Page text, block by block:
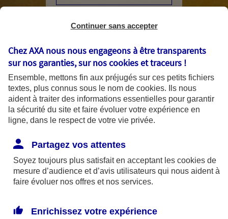
Vous souhaitez résilier
votre contrat souscrit
auprès d'AXA
Même si ce n’est jamais agréable de vous
voir partir, nous mettrons tout en œuvre pour
que votre résiliation se passe dans les
régulièrement informé de son déroulement.
Continuer sans accepter
Chez AXA nous nous engageons à être transparents
sur nos garanties, sur noscookies et traceurs !
Ensemble, mettons fin aux préjugés sur ces petits fichiers
textes, plus connus sous le nom de cookies. Ils nous
aident à traiter des informations essentielles pour garantir
la sécurité du site et faire évoluer votre expérience en
ligne, dans le respect de votre vie privée.
Partagez vos attentes
Soyez toujours plus satisfait en acceptant les cookies de
mesure d’audience et d’avis utilisateurs qui nous aident à
faire évoluer nos offres et nos services.
Enrichissez votre expérience